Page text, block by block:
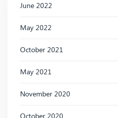
June 2022
May 2022
October 2021
May 2021
November 2020
October 2020